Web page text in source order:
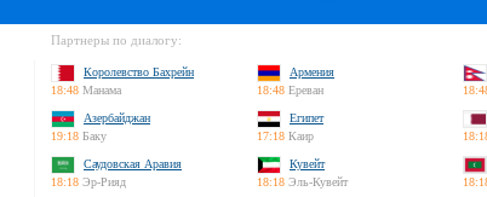
Партнеры по диалогу:
Королевство Бахрейн
18:48 Манама
Армения
18:48 Ереван
Азербайджан
19:18 Баку
Египет
17:18 Каир
Саудовская Аравия
18:18 Эр-Рияд
Кувейт
18:18 Эль-Кувейт